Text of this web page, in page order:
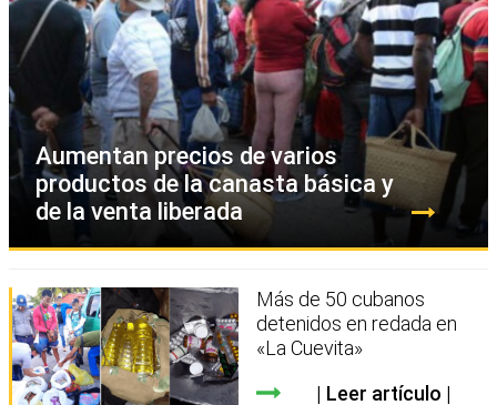
Aumentan precios de varios
productos de la canasta básica y
de la venta liberada
Más de 50 cubanos
detenidos en redada en
«La Cuevita»
Leer artículo